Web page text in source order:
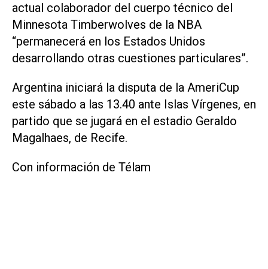
actual colaborador del cuerpo técnico del
Minnesota Timberwolves de la NBA
“permanecerá en los Estados Unidos
desarrollando otras cuestiones particulares”.
Argentina iniciará la disputa de la AmeriCup
este sábado a las 13.40 ante Islas Vírgenes, en
partido que se jugará en el estadio Geraldo
Magalhaes, de Recife.
Con información de Télam